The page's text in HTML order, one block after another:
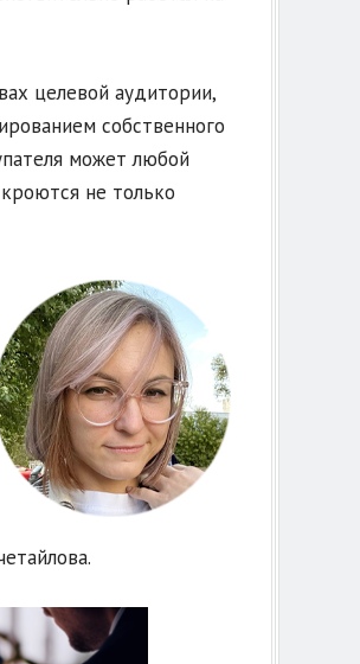
целевой аудитории,
собственного
может любой
не только